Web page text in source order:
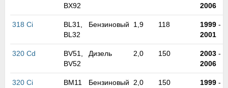
BX92
2006
318 Ci
BL31,
BL32
Бензиновый 1,9 118 1999 -
2001
320 Cd
BV51,
BV52
Дизель 2,0 150 2003 -
2006
320 Ci BM11 Бензиновый 2,0 150 1999 -